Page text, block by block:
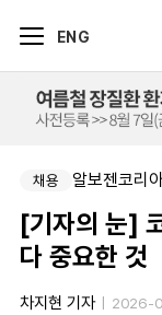
ENG
채용
[기자의 눈]
다 중요한 것
차지현 기자 2026-